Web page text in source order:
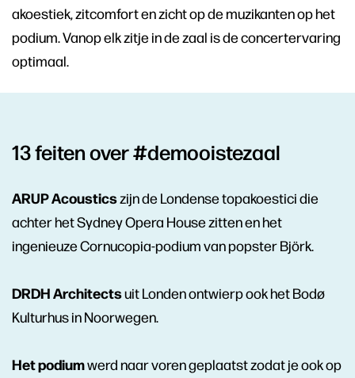
akoestiek, zitcomfort en zicht op de muzikanten op het
podium. Vanop elk zitje in de zaal is de concertervaring
optimaal.
13 feiten over #demooistezaal
ARUP Acousticszijn de Londense topakoestici die
achter het Sydney Opera House zitten en het
ingenieuze Cornucopia-podium van popster Björk.
DRDH Architectsuit Londen ontwierp ook het Bodø
Kulturhus in Noorwegen.
Het podiumwerd naar voren geplaatst zodat je ook op